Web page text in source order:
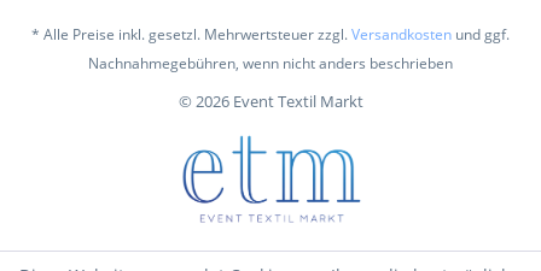
* Alle Preise inkl. gesetzl. Mehrwertsteuer zzgl.Versandkosten und ggf.
Nachnahmegebühren, wenn nicht anders beschrieben
© 2026 Event Textil Markt